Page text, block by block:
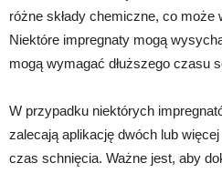
różne składy chemiczne, co może
Niektóre impregnaty mogą
mogą wymagać dłuższego czasu
W przypadku niektórych
zalecają aplikację dwóch lub
czas schnięcia. Ważne jest, aby